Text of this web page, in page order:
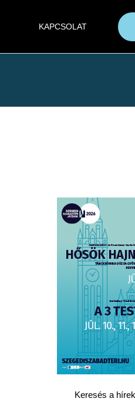
KAPCSOLAT
Keresés a